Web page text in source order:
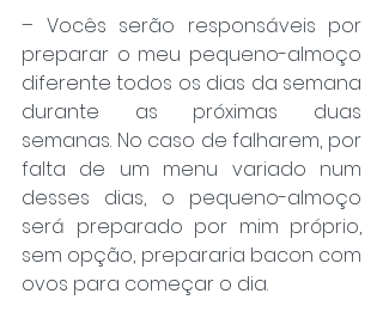
– Vocês serão responsáveis por
preparar o meu pequeno-almoço
diferente todos os dias da semana
durante as próximas duas
semanas. No caso de falharem, por
falta de um menu variado num
desses dias, o pequeno-almoço
será preparado por mim próprio,
sem opção, prepararia bacon com
ovos para começar o dia.